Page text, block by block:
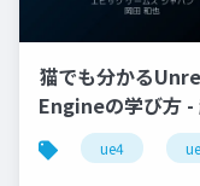
猫でも分かる
Engineの学び方 -
心者向け編 - 2023
ue4